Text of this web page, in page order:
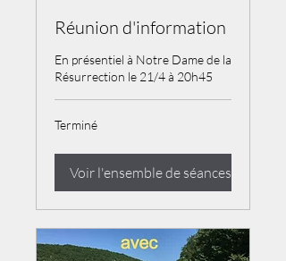
Réunion d'information
En présentiel à Notre Dame de la
Résurrection le 21/4 à 20h45
Terminé
Voir l'ensemble de séances